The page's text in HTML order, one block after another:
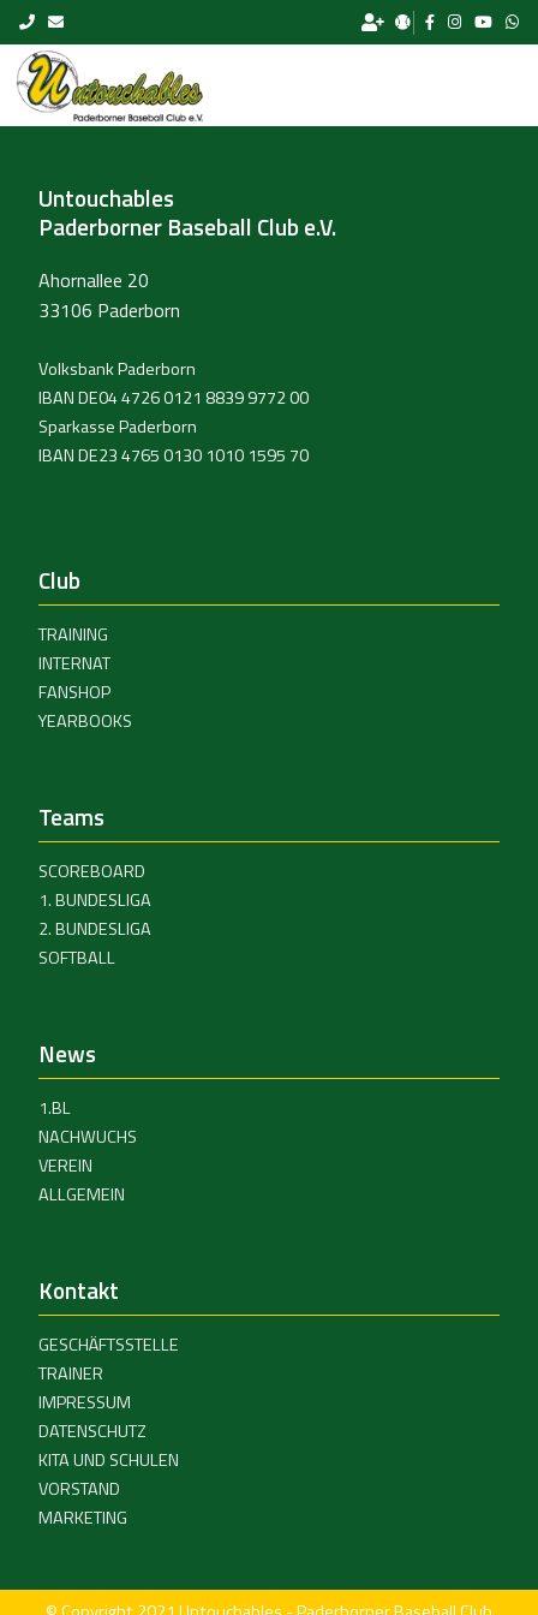
Skip to content
Untouchables
Paderborner Baseball Club e.V.
Ahornallee 20
33106 Paderborn
Volksbank Paderborn
IBAN DE04 4726 0121 8839 9772 00
Sparkasse Paderborn
IBAN DE23 4765 0130 1010 1595 70
Club
TRAINING
INTERNAT
FANSHOP
YEARBOOKS
Teams
SCOREBOARD
1. BUNDESLIGA
2. BUNDESLIGA
SOFTBALL
News
1.BL
NACHWUCHS
VEREIN
ALLGEMEIN
Kontakt
GESCHÄFTSSTELLE
TRAINER
IMPRESSUM
DATENSCHUTZ
KITA UND SCHULEN
VORSTAND
MARKETING